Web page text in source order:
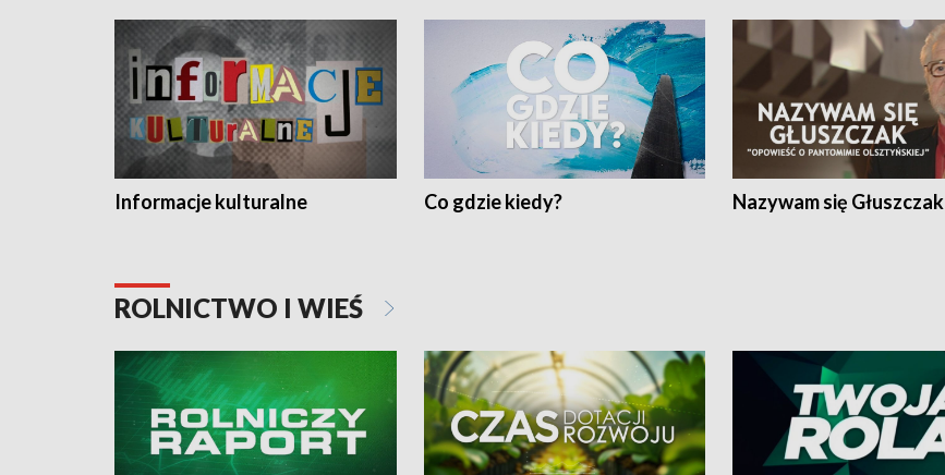
Informacje kulturalne Co gdzie kiedy? Nazywam się Głuszczak
ROLNICTWO I WIEŚ